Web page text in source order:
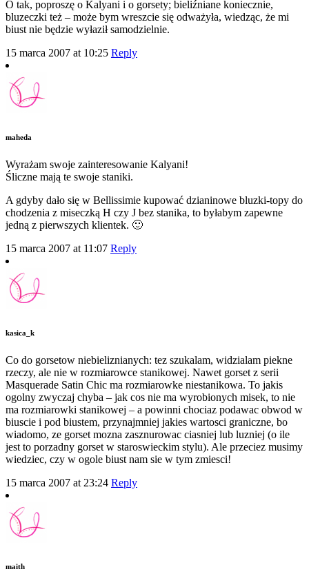
O tak, poproszę o Kalyani i o gorsety; bieliźniane koniecznie,
bluzeczki też – może bym wreszcie się odważyła, wiedząc, że mi
biust nie będzie wyłaził samodzielnie.
15 marca 2007 at 10:25 Reply
maheda
Wyrażam swoje zainteresowanie Kalyani!
Śliczne mają te swoje staniki.
A gdyby dało się w Bellissimie kupować dzianinowe bluzki-topy do
chodzenia z miseczką H czy J bez stanika, to byłabym zapewne
jedną z pierwszych klientek. 🙂
15 marca 2007 at 11:07 Reply
kasica_k
Co do gorsetow niebieliznianych: tez szukalam, widzialam piekne
rzeczy, ale nie w rozmiarowce stanikowej. Nawet gorset z serii
Masquerade Satin Chic ma rozmiarowke niestanikowa. To jakis
ogolny zwyczaj chyba – jak cos nie ma wyrobionych misek, to nie
ma rozmiarowki stanikowej – a powinni chociaz podawac obwod w
biuscie i pod biustem, przynajmniej jakies wartosci graniczne, bo
wiadomo, ze gorset mozna zasznurowac ciasniej lub luzniej (o ile
jest to porzadny gorset w staroswieckim stylu). Ale przeciez musimy
wiedziec, czy w ogole biust nam sie w tym zmiesci!
15 marca 2007 at 23:24 Reply
maith